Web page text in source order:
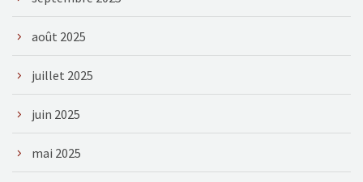
août 2025
juillet 2025
juin 2025
mai 2025